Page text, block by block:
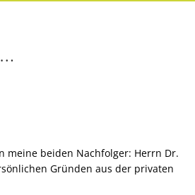
meine beiden Nachfolger: Herrn Dr.
Gründen aus der privaten